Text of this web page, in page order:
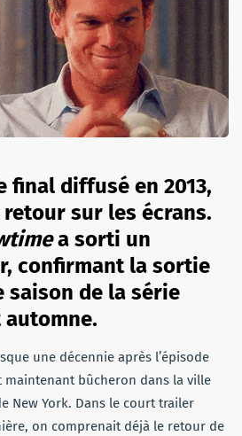
final diffusé en 2013,
sur les écrans.
a sorti un
confirmant la sortie
saison de la série
une décennie après l’épisode
maintenant bûcheron dans la ville
New York. Dans le court trailer
on comprenait déjà le retour de